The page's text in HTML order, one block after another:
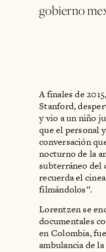
gobierno
A finales de 2015,
Stanford,
y vio a un niño
que el personal
conversación
nocturno de la
subterráneo del
recuerda el
filmándolos”.
Lorentzen se
documentales
en Colombia,
ambulancia de